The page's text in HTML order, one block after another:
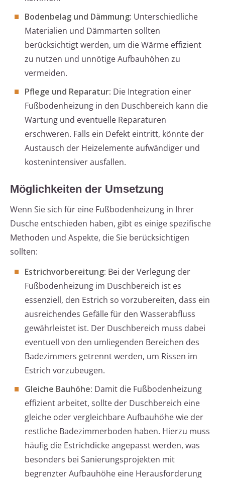
Bodenbelag und Dämmung: Unterschiedliche
Materialien und Dämmarten sollten
berücksichtigt werden, um die Wärme effizient
zu nutzen und unnötige Aufbauhöhen zu
vermeiden.
Pflege und Reparatur: Die Integration einer
Fußbodenheizung in den Duschbereich kann die
Wartung und eventuelle Reparaturen
erschweren. Falls ein Defekt eintritt, könnte der
Austausch der Heizelemente aufwändiger und
kostenintensiver ausfallen.
Möglichkeiten der Umsetzung
Wenn Sie sich für eine Fußbodenheizung in Ihrer
Dusche entschieden haben, gibt es einige spezifische
Methoden und Aspekte, die Sie berücksichtigen
sollten:
Estrichvorbereitung: Bei der Verlegung der
Fußbodenheizung im Duschbereich ist es
essenziell, den Estrich so vorzubereiten, dass ein
ausreichendes Gefälle für den Wasserabfluss
gewährleistet ist. Der Duschbereich muss dabei
eventuell von den umliegenden Bereichen des
Badezimmers getrennt werden, um Rissen im
Estrich vorzubeugen.
Gleiche Bauhöhe: Damit die Fußbodenheizung
effizient arbeitet, sollte der Duschbereich eine
gleiche oder vergleichbare Aufbauhöhe wie der
restliche Badezimmerboden haben. Hierzu muss
häufig die Estrichdicke angepasst werden, was
besonders bei Sanierungsprojekten mit
begrenzter Aufbauhöhe eine Herausforderung